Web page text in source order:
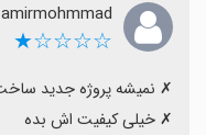
amirmohmmad
☆☆☆☆★
‏✗ خیلی کیفیت اش بده